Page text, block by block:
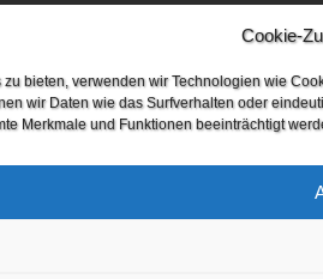
Cookie-
bieten, verwenden wir Technologien wie
wir Daten wie das Surfverhalten oder
Merkmale und Funktionen beeinträchtigt